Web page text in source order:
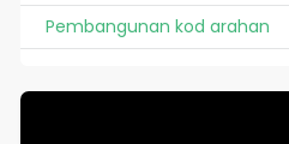
Pembangunan kod arahan